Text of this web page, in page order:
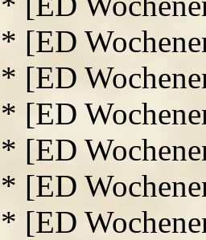
* [ED
* [ED
* [ED
* [ED
* [ED
* [ED